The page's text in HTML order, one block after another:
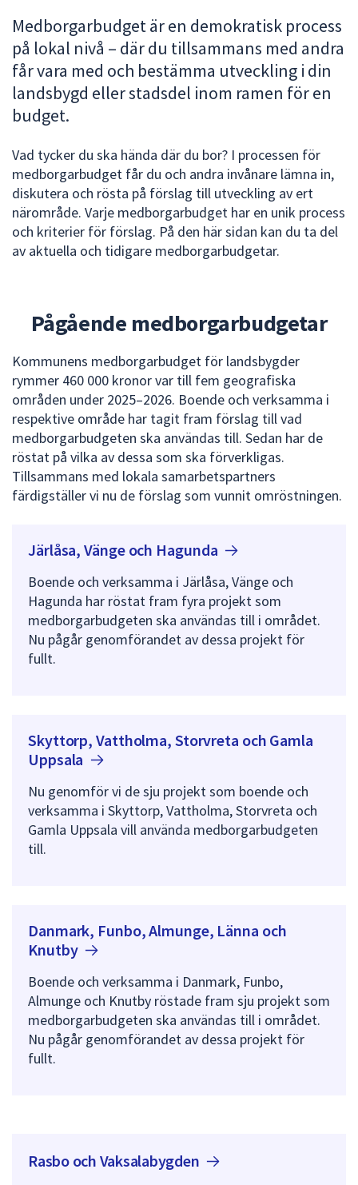
att
presenteras
under
fältet.
Använd
att
navigera
mellan
sökförslagen
och
enter
något
dem.
Medborgarbudget är en demokratisk process
på lokal nivå – där du tillsammans med andra
får vara med och bestämma utveckling i din
landsbygd eller stadsdel inom ramen för en
budget.
Vad tycker du ska hända där du bor? I processen för
medborgarbudget får du och andra invånare lämna in,
diskutera och rösta på förslag till utveckling av ert
närområde. Varje medborgarbudget har en unik process
och kriterier för förslag. På den här sidan kan du ta del
av aktuella och tidigare medborgarbudgetar.
Pågående medborgarbudgetar
Kommunens medborgarbudget för landsbygder
rymmer 460 000 kronor var till fem geografiska
områden under 2025–2026. Boende och verksamma i
respektive område har tagit fram förslag till vad
medborgarbudgeten ska användas till. Sedan har de
röstat på vilka av dessa som ska förverkligas.
Tillsammans med lokala samarbetspartners
färdigställer vi nu de förslag som vunnit omröstningen.
Järlåsa, Vänge och Hagunda
Boende och verksamma i Järlåsa, Vänge och
Hagunda har röstat fram fyra projekt som
medborgarbudgeten ska användas till i området.
Nu pågår genomförandet av dessa projekt för
fullt.
Skyttorp, Vattholma, Storvreta och Gamla
Uppsala
Nu genomför vi de sju projekt som boende och
verksamma i Skyttorp, Vattholma, Storvreta och
Gamla Uppsala vill använda medborgarbudgeten
till.
Danmark, Funbo, Almunge, Länna och
Knutby
Boende och verksamma i Danmark, Funbo,
Almunge och Knutby röstade fram sju projekt som
medborgarbudgeten ska användas till i området.
Nu pågår genomförandet av dessa projekt för
fullt.
Rasbo och Vaksalabygden